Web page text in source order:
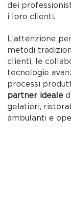
dei
i loro clienti.
L’attenzione
metodi
clienti, le
tecnologie
processi
partner ideale
gelatieri,
ambulanti e